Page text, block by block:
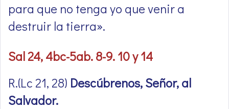
para que no tenga yo que venir a
destruir la tierra».
Sal 24, 4bc-5ab. 8-9. 10 y 14
R.(Lc 21, 28) Descúbrenos, Señor, al
Salvador.